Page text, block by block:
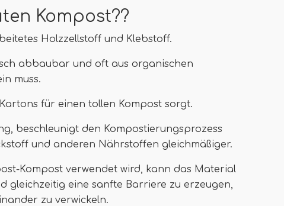
Kompost??
Holzzellstoff und Klebstoff.
abbaubar und oft aus organischen
muss.
für einen tollen Kompost sorgt.
beschleunigt den Kompostierungsprozess
und anderen Nährstoffen gleichmäßiger.
Kompost verwendet wird, kann das Material
gleichzeitig eine sanfte Barriere zu erzeugen,
zu verwickeln.